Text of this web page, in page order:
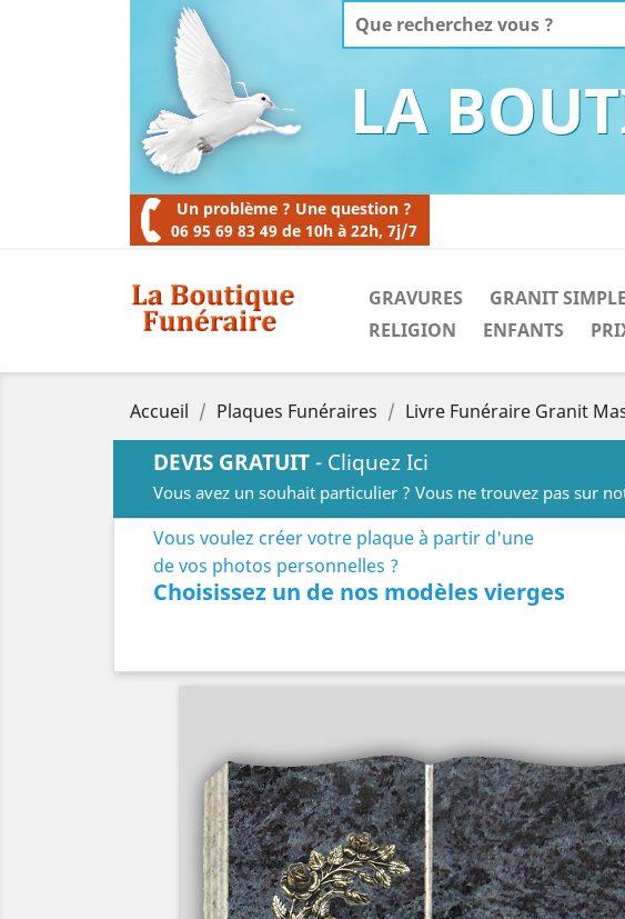
LA
Un problème ? Une question ?
06 95 69 83 49 de 10h à 22h, 7j/7
GRAVURES GRANIT
RELIGION
ENFANTS
Accueil Plaques Funéraires Livre Funéraire Granit
DEVIS GRATUIT - Cliquez Ici
Vous avez un souhait particulier ? Vous ne trouvez pas sur
Vous voulez créer votre plaque à partir d'une
de vos photos personnelles ?
Choisissez un de nos modèles vierges